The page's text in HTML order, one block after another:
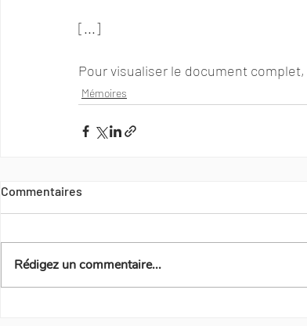
[...]
Pour visualiser le document complet,
Mémoires
Commentaires
Rédigez un commentaire...